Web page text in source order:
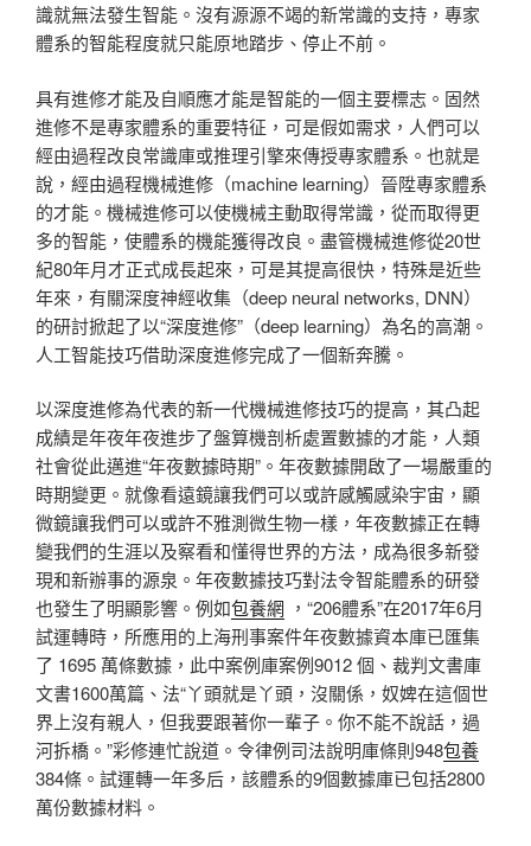
識就無法發生智能。沒有源源不竭的新常識的支持，專家
體系的智能程度就只能原地踏步、停止不前。
具有進修才能及自順應才能是智能的一個主要標志。固然
進修不是專家體系的重要特征，可是假如需求，人們可以
經由過程改良常識庫或推理引擎來傳授專家體系。也就是
說，經由過程機械進修（machine learning）晉陞專家體系
的才能。機械進修可以使機械主動取得常識，從而取得更
多的智能，使體系的機能獲得改良。盡管機械進修從20世
紀80年月才正式成長起來，可是其提高很快，特殊是近些
年來，有關深度神經收集（deep neural networks, DNN）
的研討掀起了以“深度進修”（deep learning）為名的高潮。
人工智能技巧借助深度進修完成了一個新奔騰。
以深度進修為代表的新一代機械進修技巧的提高，其凸起
成績是年夜年夜進步了盤算機剖析處置數據的才能，人類
社會從此邁進“年夜數據時期”。年夜數據開啟了一場嚴重的
時期變更。就像看遠鏡讓我們可以或許感觸感染宇宙，顯
微鏡讓我們可以或許不雅測微生物一樣，年夜數據正在轉
變我們的生涯以及察看和懂得世界的方法，成為很多新發
現和新辦事的源泉。年夜數據技巧對法令智能體系的研發
也發生了明顯影響。例如包養網 ，“206體系”在2017年6月
試運轉時，所應用的上海刑事案件年夜數據資本庫已匯集
了 1695 萬條數據，此中案例庫案例9012 個、裁判文書庫
文書1600萬篇、法“丫頭就是丫頭，沒關係，奴婢在這個世
界上沒有親人，但我要跟著你一輩子。你不能不說話，過
河拆橋。”彩修連忙說道。令律例司法說明庫條則948包養
384條。試運轉一年多后，該體系的9個數據庫已包括2800
萬份數據材料。